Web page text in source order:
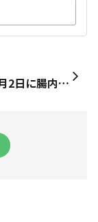
2026年6月2日に腸内会さんで初めて投稿し1ヶ月になりました✨ 腸内会さんでは皆様のアレンジや料理や旅行や素敵な記事や写真に学ばせていただいております🥰&nbsp; ありがとうございます🌺🙇とりあえず昔、欲しかった電車でGOのゲーム総武線のっけとこっと🐿️💜💐えぇことゆーてたらシステム障害が起こるってなんでやねん🤣🤣🤣